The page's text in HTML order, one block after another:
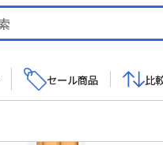
セール商品 比